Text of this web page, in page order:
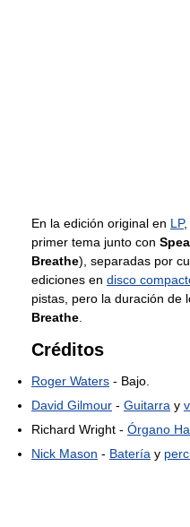
En la edición original en LP,
primer tema junto con
Breathe), separadas por
ediciones en disco
pistas, pero la duración de
Breathe
Créditos
Roger Waters - Bajo.
David Gilmour - Guitarra y
Richard Wright - Órgano
Nick Mason - Batería y